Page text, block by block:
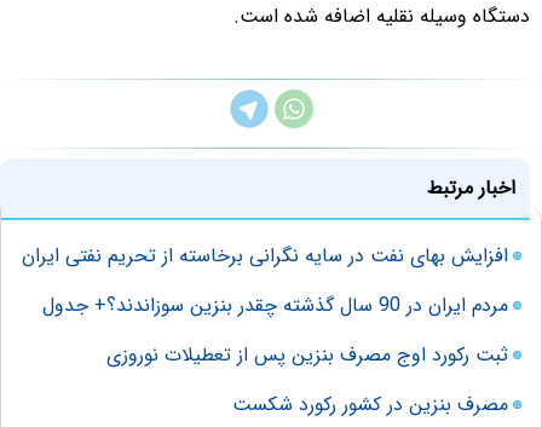
دستگاه وسیله نقلیه اضافه شده است.
اخبار مرتبط
افزایش بهای نفت در سایه نگرانی‌ برخاسته از تحریم نفتی ایران
مردم ایران در 90 سال گذشته چقدر بنزین سوزاندند؟+ جدول
ثبت رکورد اوج مصرف بنزین پس از تعطیلات نوروزی
مصرف بنزین در کشور رکورد شکست